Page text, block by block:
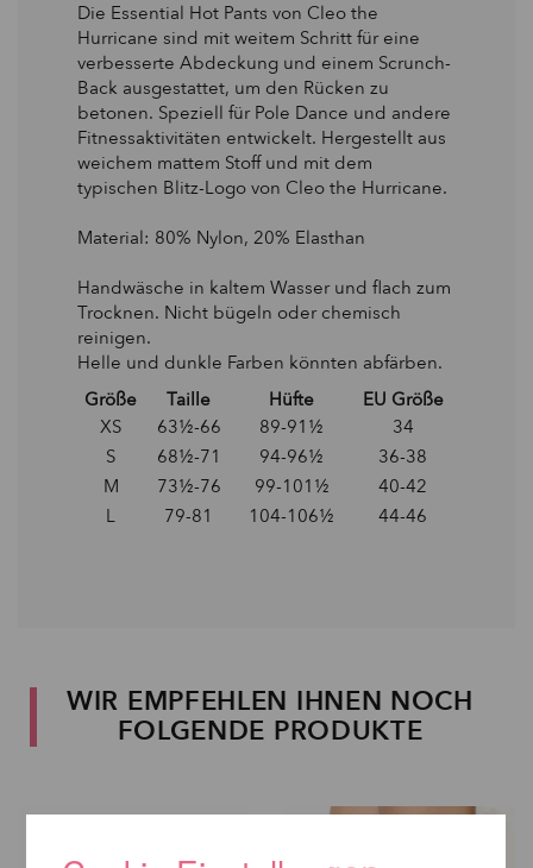
Die Essential Hot Pants von Cleo the
Hurricane sind mit weitem Schritt für eine
verbesserte Abdeckung und einem Scrunch-
Back ausgestattet, um den Rücken zu
betonen. Speziell für Pole Dance und andere
Fitnessaktivitäten entwickelt. Hergestellt aus
weichem mattem Stoff und mit dem
typischen Blitz-Logo von Cleo the Hurricane.
Material: 80% Nylon, 20% Elasthan
Handwäsche in kaltem Wasser und flach zum
Trocknen. Nicht bügeln oder chemisch
reinigen.
Helle und dunkle Farben könnten abfärben.
Größe
Taille Hüfte
EU Größe
XS
63½-66 89-91½
34
S
68½-71 94-96½
36-38
M
73½-76 99-101½
40-42
L
79-81 104-106½ 44-46
WIR EMPFEHLEN IHNEN NOCH
FOLGENDE PRODUKTE